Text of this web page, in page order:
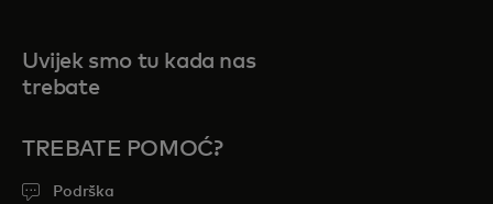
Uvijek smo tu kada nas
trebate
TREBATE POMOĆ?
Podrška